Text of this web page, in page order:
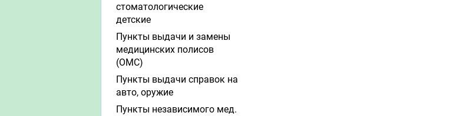
стоматологические
детские
Пункты выдачи и замены
медицинских полисов
(ОМС)
Пункты выдачи справок на
авто, оружие
Пункты независимого мед.